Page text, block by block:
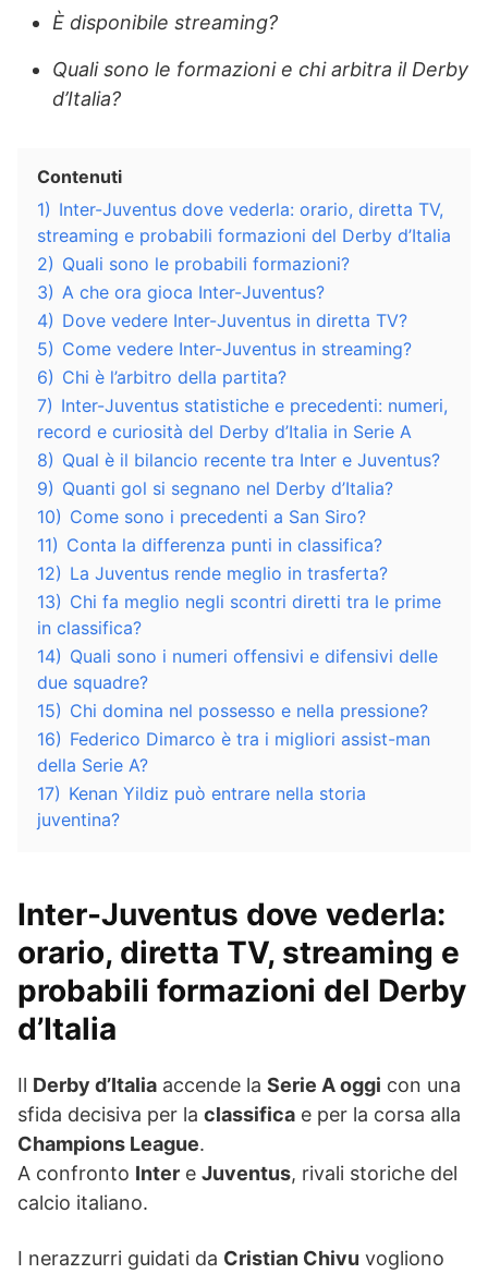
È disponibile streaming?
Quali sono le formazioni e chi arbitra il Derby
d’Italia?
Contenuti
1) Inter-Juventus dove vederla: orario, diretta TV,
streaming e probabili formazioni del Derby d’Italia
2) Quali sono le probabili formazioni?
3) A che ora gioca Inter-Juventus?
4) Dove vedere Inter-Juventus in diretta TV?
5) Come vedere Inter-Juventus in streaming?
6) Chi è l’arbitro della partita?
7) Inter-Juventus statistiche e precedenti: numeri,
record e curiosità del Derby d’Italia in Serie A
8) Qual è il bilancio recente tra Inter e Juventus?
9) Quanti gol si segnano nel Derby d’Italia?
10) Come sono i precedenti a San Siro?
11) Conta la differenza punti in classifica?
12) La Juventus rende meglio in trasferta?
13) Chi fa meglio negli scontri diretti tra le prime
in classifica?
14) Quali sono i numeri offensivi e difensivi delle
due squadre?
15) Chi domina nel possesso e nella pressione?
16) Federico Dimarco è tra i migliori assist-man
della Serie A?
17) Kenan Yildiz può entrare nella storia
juventina?
Inter-Juventus dove vederla:
orario, diretta TV, streaming e
probabili formazioni del Derby
d’Italia
Il Derby d’Italia accende la Serie A oggi con una
sfida decisiva per la classifica e per la corsa alla
Champions League.
A confronto Inter e Juventus, rivali storiche del
calcio italiano.
I nerazzurri guidati da Cristian Chivu vogliono